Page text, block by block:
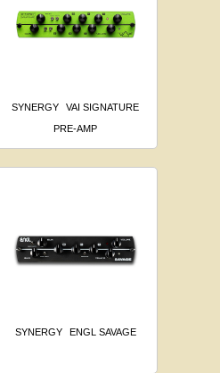
SYNERGY
VAI SIGNATURE
PRE-AMP
SYNERGY ENGL SAVAGE